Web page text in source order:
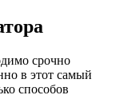
срочно
в этот самый
способов